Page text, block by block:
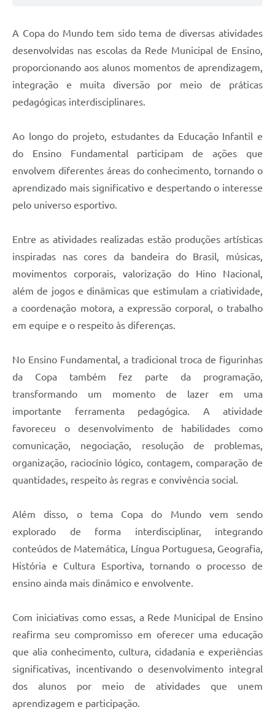
A Copa do Mundo tem sido tema de diversas atividades
desenvolvidas nas escolas da Rede Municipal de Ensino,
proporcionando aos alunos momentos de aprendizagem,
integração e muita diversão por meio de práticas
pedagógicas interdisciplinares.
Ao longo do projeto, estudantes da Educação Infantil e
do Ensino Fundamental participam de ações que
envolvem diferentes áreas do conhecimento, tornando o
aprendizado mais significativo e despertando o interesse
pelo universo esportivo.
Entre as atividades realizadas estão produções artísticas
inspiradas nas cores da bandeira do Brasil, músicas,
movimentos corporais, valorização do Hino Nacional,
além de jogos e dinâmicas que estimulam a criatividade,
a coordenação motora, a expressão corporal, o trabalho
em equipe e o respeito às diferenças.
No Ensino Fundamental, a tradicional troca de figurinhas
da Copa também fez parte da programação,
transformando um momento de lazer em uma
importante ferramenta pedagógica. A atividade
favoreceu o desenvolvimento de habilidades como
comunicação, negociação, resolução de problemas,
organização, raciocínio lógico, contagem, comparação de
quantidades, respeito às regras e convivência social.
Além disso, o tema Copa do Mundo vem sendo
explorado de forma interdisciplinar, integrando
conteúdos de Matemática, Língua Portuguesa, Geografia,
História e Cultura Esportiva, tornando o processo de
ensino ainda mais dinâmico e envolvente.
Com iniciativas como essas, a Rede Municipal de Ensino
reafirma seu compromisso em oferecer uma educação
que alia conhecimento, cultura, cidadania e experiências
significativas, incentivando o desenvolvimento integral
dos alunos por meio de atividades que unem
aprendizagem e participação.